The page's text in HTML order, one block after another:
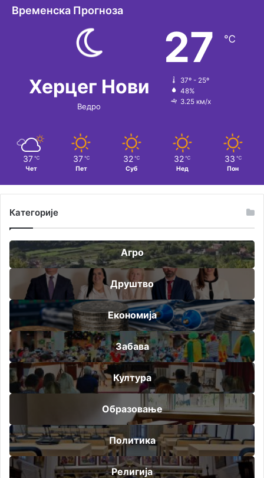
Временска Прогноза
Херцег Нови
Ведро
27 ℃
37º - 25º
48%
3.25 км/х
37 ℃
Чет
37 ℃
Пет
32 ℃
Суб
32 ℃
Нед
33 ℃
Пон
Категорије
Агро
Друштво
Економија
Забава
Култура
Образовање
Политика
Религија